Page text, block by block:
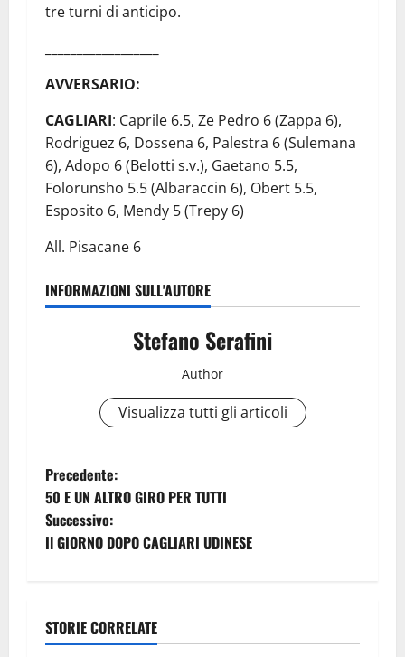
tre turni di anticipo.
AVVERSARIO:
CAGLIARI: Caprile 6.5, Ze Pedro 6 (Zappa 6),
Rodriguez 6, Dossena 6, Palestra 6 (Sulemana
6), Adopo 6 (Belotti s.v.), Gaetano 5.5,
Folorunsho 5.5 (Albaraccin 6), Obert 5.5,
Esposito 6, Mendy 5 (Trepy 6)
All. Pisacane 6
INFORMAZIONI SULL'AUTORE
Stefano Serafini
Author
Visualizza tutti gli articoli
N
a
v
g
Precedente:
50 E UN ALTRO GIRO PER TUTTI
Successivo:
Il GIORNO DOPO CAGLIARI UDINESE
STORIE CORRELATE